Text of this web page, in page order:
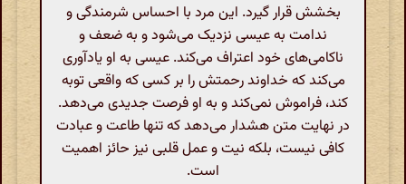
بخشش قرار گیرد. این مرد با احساس شرمندگی و
ندامت به عیسی نزدیک می‌شود و به ضعف و
ناکامی‌های خود اعتراف می‌کند. عیسی به او یادآوری
می‌کند که خداوند رحمتش را بر کسی که واقعی توبه
کند، فراموش نمی‌کند و به او فرصت جدیدی می‌دهد.
در نهایت متن هشدار می‌دهد که تنها طاعت و عبادت
کافی نیست، بلکه نیت و عمل قلبی نیز حائز اهمیت
است.